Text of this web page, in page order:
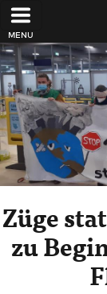
Direkt zum Inhalt
Züge
zu